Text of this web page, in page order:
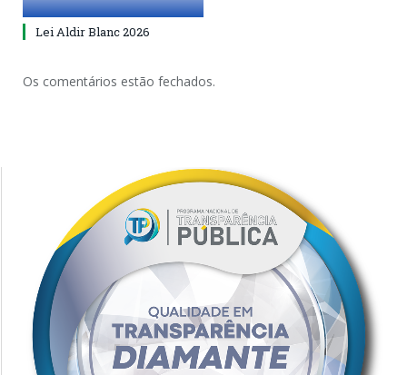
Lei Aldir Blanc 2026
Os comentários estão fechados.